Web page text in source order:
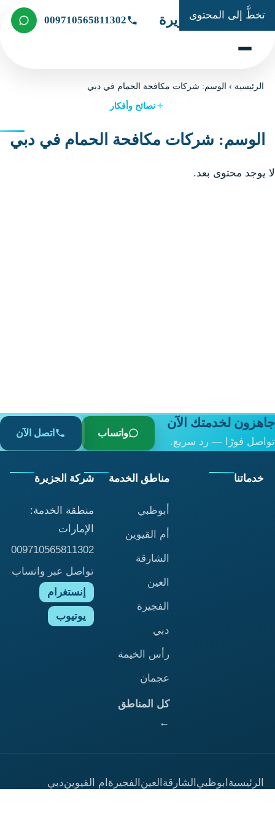
تخطَّ إلى المحتوى
شركة الجزيرة 009710565811302
الرئيسية › الوسم: شركات مكافحة الحمام في دبي
نصائح وأفكار
الوسم: شركات مكافحة الحمام في دبي
يوجد محتوى بعد.
لخدمتك الآن
فورًا — رد سريع.
واتساب اتصل الآن
خدماتنا مناطق الخدمة
أبوظبي
أم القيوين
الشارقة
العين
الفجيرة
دبي
رأس الخيمة
عجمان
كل المناطق
←
شركة الجزيرة
منطقة الخدمة:
الإمارات
009710565811302
تواصل عبر واتساب
إنستغرام
يوتيوب
الرئيسيةابوظبيالشارقةالعينالفجيرة ام القيويندبي